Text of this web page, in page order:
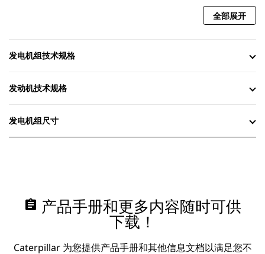
全部展开
发电机组技术规格
发动机技术规格
发电机组尺寸
assignment 产品手册和更多内容随时可供
下载！
Caterpillar 为您提供产品手册和其他信息文档以满足您不